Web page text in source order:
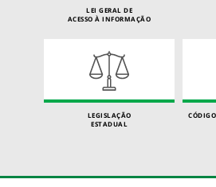
LEI GERAL DE
ACESSO À INFORMAÇÃO
LEGISLAÇÃO
ESTADUAL